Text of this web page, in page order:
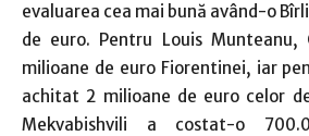
evaluarea cea mai bună având-o
de euro. Pentru Louis
milioane de euro Fiorentinei, iar
achitat 2 milioane de euro celor
Mekvabishvili a costat-o